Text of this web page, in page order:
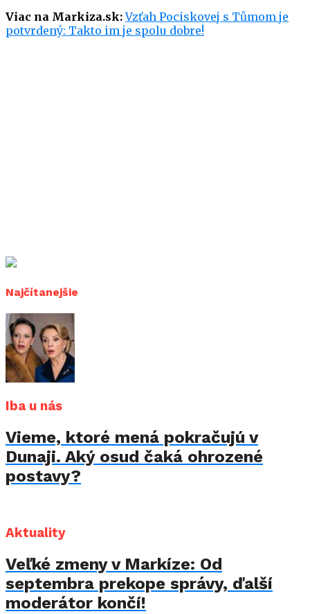
Viac na Markiza.sk: Vzťah Pociskovej s Tůmom je
potvrdený: Takto im je spolu dobre!
Najčítanejšie
Iba u nás
Vieme, ktoré mená pokračujú v
Dunaji. Aký osud čaká ohrozené
postavy?
Aktuality
Veľké zmeny v Markíze: Od
septembra prekope správy, ďalší
moderátor končí!